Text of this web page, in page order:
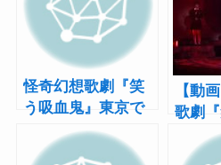
怪奇幻想歌劇『笑
う吸血鬼』東京で
の上演も決定！
【動
歌劇
鬼』
より